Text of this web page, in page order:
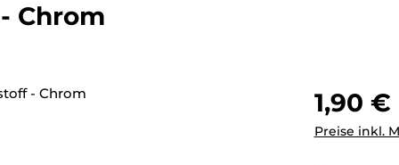
Chrom
Regulärer
1,90 €
Preise inkl.